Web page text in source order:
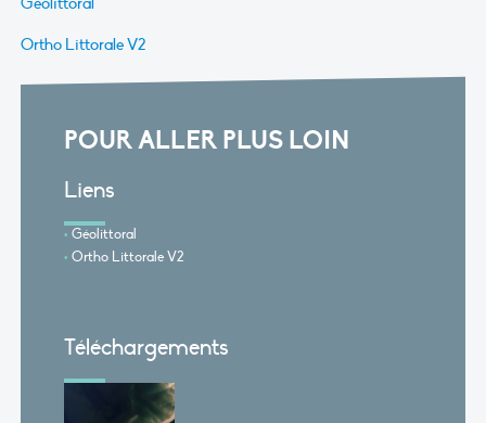
Ortho Littorale V2
POUR ALLER PLUS LOIN
Liens
Géolittoral
Ortho Littorale V2
Téléchargements